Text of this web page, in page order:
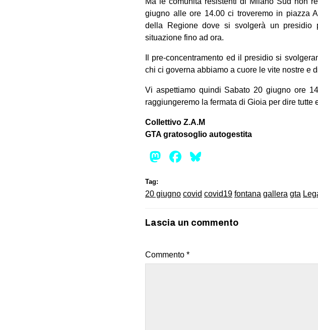
giugno alle ore 14.00 ci troveremo in piazza
della Regione dove si svolgerà un presidio
situazione fino ad ora.
Il pre-concentramento ed il presidio si
chi ci governa abbiamo a cuore le vite nostre e
Vi aspettiamo quindi Sabato 20 giugno ore
raggiungeremo la fermata di Gioia per dire tutte
Collettivo Z.A.M
GTA gratosoglio autogestita
Mastodon
Facebook
Tag:
20 giugno covid covid19 fontana gallera gta
Lascia un commento
Commento *